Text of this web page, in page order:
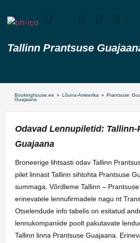
Tallinn Prantsuse
Bookinghouse.ee » Lõuna-Ameerika » Prantsuse
Guajaana
Odavad Lennupiletid: Tallinn-
Guajaana
Broneerige lihtsasti odav Tallinn
pilet linnast Tallinn sihtohta Prantsuse
summaga. Võrdleme Tallinn –
erinevatele lennufirmadele nagu nt
Otselendude info tabelis on esitatud
lennukompaniide poolt pakutavate
Tallinn linna Prantsuse Guajaana.